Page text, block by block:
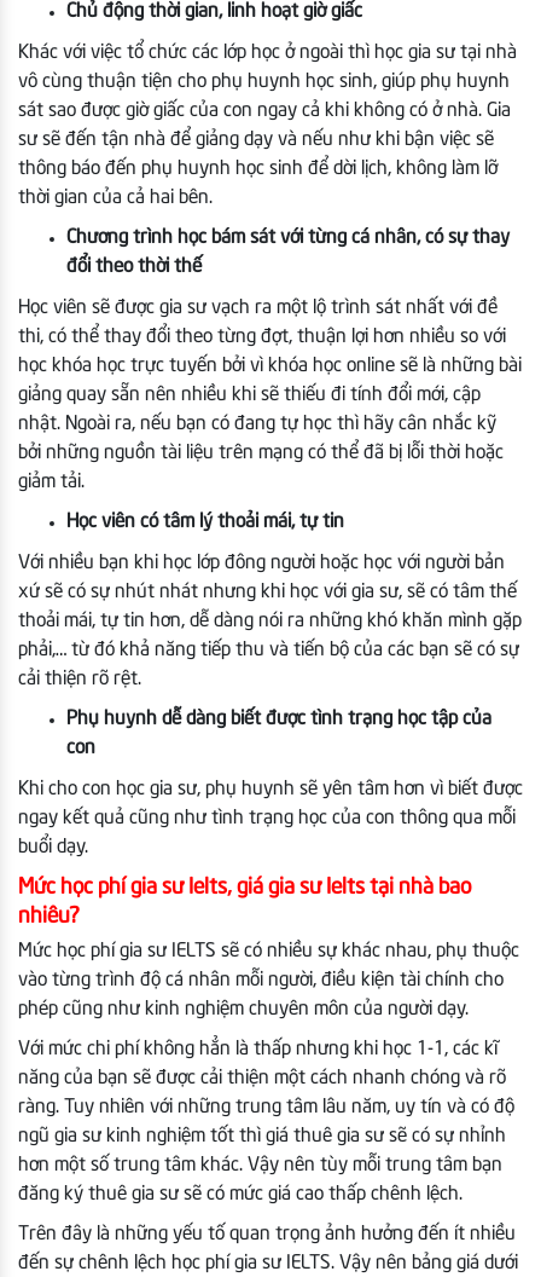
Chủ động thời gian, linh hoạt giờ giấc
Khác với việc tổ chức các lớp học ở ngoài thì học gia sư tại nhà
vô cùng thuận tiện cho phụ huynh học sinh, giúp phụ huynh
sát sao được giờ giấc của con ngay cả khi không có ở nhà. Gia
sư sẽ đến tận nhà để giảng dạy và nếu như khi bận việc sẽ
thông báo đến phụ huynh học sinh để dời lịch, không làm lỡ
thời gian của cả hai bên.
Chương trình học bám sát với từng cá nhân, có sự thay
đổi theo thời thế
Học viên sẽ được gia sư vạch ra một lộ trình sát nhất với đề
thi, có thể thay đổi theo từng đợt, thuận lợi hơn nhiều so với
học khóa học trực tuyến bởi vì khóa học online sẽ là những bài
giảng quay sẵn nên nhiều khi sẽ thiếu đi tính đổi mới, cập
nhật. Ngoài ra, nếu bạn có đang tự học thì hãy cân nhắc kỹ
bởi những nguồn tài liệu trên mạng có thể đã bị lỗi thời hoặc
giảm tải.
Học viên có tâm lý thoải mái, tự tin
Với nhiều bạn khi học lớp đông người hoặc học với người bản
xứ sẽ có sự nhút nhát nhưng khi học với gia sư, sẽ có tâm thế
thoải mái, tự tin hơn, dễ dàng nói ra những khó khăn mình gặp
phải,… từ đó khả năng tiếp thu và tiến bộ của các bạn sẽ có sự
cải thiện rõ rệt.
Phụ huynh dễ dàng biết được tình trạng học tập của
con
Khi cho con học gia sư, phụ huynh sẽ yên tâm hơn vì biết được
ngay kết quả cũng như tình trạng học của con thông qua mỗi
buổi dạy.
Mức học phí gia sư Ielts, giá gia sư Ielts tại nhà bao
nhiêu?
Mức học phí gia sư IELTS sẽ có nhiều sự khác nhau, phụ thuộc
vào từng trình độ cá nhân mỗi người, điều kiện tài chính cho
phép cũng như kinh nghiệm chuyên môn của người dạy.
Với mức chi phí không hẳn là thấp nhưng khi học 1-1, các kĩ
năng của bạn sẽ được cải thiện một cách nhanh chóng và rõ
ràng. Tuy nhiên với những trung tâm lâu năm, uy tín và có độ
ngũ gia sư kinh nghiệm tốt thì giá thuê gia sư sẽ có sự nhỉnh
hơn một số trung tâm khác. Vậy nên tùy mỗi trung tâm bạn
đăng ký thuê gia sư sẽ có mức giá cao thấp chênh lệch.
Trên đây là những yếu tố quan trọng ảnh hưởng đến ít nhiều
đến sự chênh lệch học phí gia sư IELTS. Vậy nên bảng giá dưới